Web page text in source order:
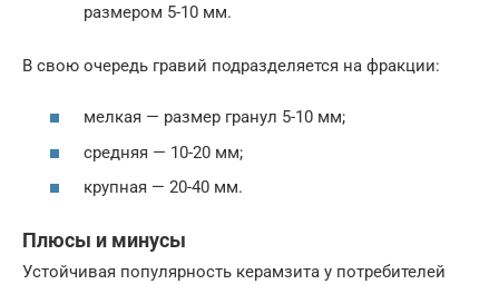
размером 5-10 мм.
В свою очередь гравий подразделяется на фракции:
мелкая — размер гранул 5-10 мм;
средняя — 10-20 мм;
крупная — 20-40 мм.
Плюсы и минусы
Устойчивая популярность керамзита у потребителей